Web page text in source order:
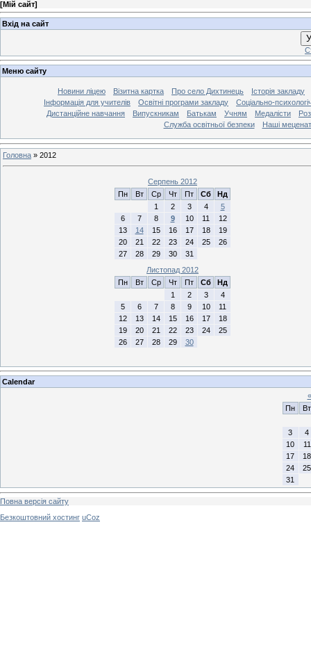
[Мій сайт]
Вхід на сайт
Меню сайту
Новини ліцею Візитна картка Про село Дихтинець
Історія закладу
Інформація для учителів
Освітні програми закладу
Соціально-
Дистанційне навчання
Випускникам Батькам Учням Медалісти
Служба освітньої безпеки
Наші
Головна » 2012
Серпень 2012
Пн
Вт Ср Чт Пт Сб
Нд
1
2 3 4
5
6
7 8 9 10 11
12
13
14 15 16 17 18
19
20
21 22 23 24 25
26
27
28 29 30
31
Листопад 2012
Пн
Вт Ср Чт Пт Сб
Нд
1
2 3
4
5
6 7 8 9 10
11
12
13 14 15 16 17
18
19
20 21 22 23 24
25
26
27 28 29 30
Calendar
«
Пн
Вт
3
4
10
11
17
18
24
25
31
Повна версія сайту
Безкоштовний хостинг uCoz